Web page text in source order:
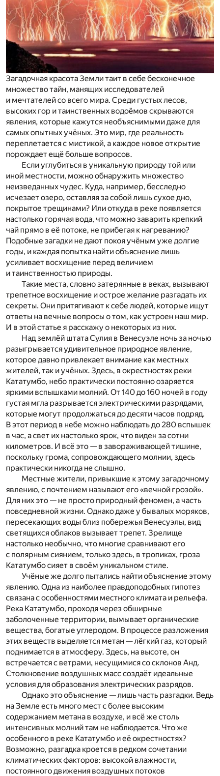
Загадочная красота Земли таит в себе бесконечное
множество тайн, манящих исследователей
и мечтателей со всего мира. Среди густых лесов,
высоких гор и таинственных водоёмов скрываются
явления, которые кажутся необъяснимыми даже для
самых опытных учёных. Это мир, где реальность
переплетается с мистикой, а каждое новое открытие
порождает ещё больше вопросов.
Если углубиться в уникальную природу той или
иной местности, можно обнаружить множество
неизведанных чудес. Куда, например, бесследно
исчезает озеро, оставляя за собой лишь сухое дно,
покрытое трещинами? Или откуда в реке появляется
настолько горячая вода, что можно заварить крепкий
чай прямо в её потоке, не прибегая к нагреванию?
Подобные загадки не дают покоя учёным уже долгие
годы, и каждая попытка найти объяснение лишь
усиливает восхищение перед величием
и таинственностью природы.
Такие места, словно затерянные в веках, вызывают
трепетное восхищение и острое желание разгадать их
секреты. Они притягивают к себе людей, которые ищут
ответы на вечные вопросы о том, как устроен наш мир.
И в этой статье я расскажу о некоторых из них.
Над землёй штата Сулия в Венесуэле ночь за ночью
разыгрывается удивительное природное явление,
которое давно привлекает внимание как местных
жителей, так и учёных. Здесь, в окрестностях реки
Кататумбо, небо практически постоянно озаряется
яркими вспышками молний. От 140 до 160 ночей в году
густая мгла разрывается электрическими разрядами,
которые могут продолжаться до десяти часов подряд.
В этот период в небе можно наблюдать до 280 вспышек
в час, а свет их настолько ярок, что виден за сотни
километров. И всё это — в завораживающей тишине,
поскольку грома, сопровождающего молнии, здесь
практически никогда не слышно.
Местные жители, привыкшие к этому загадочному
явлению, с почтением называют его «вечной грозой».
Для них это — не просто природный феномен, а часть
повседневной жизни. Однако даже у бывалых моряков,
пересекающих воды близ побережья Венесуэлы, вид
светящихся облаков вызывает трепет. Зрелище
настолько необычно, что многие сравнивают его
с полярным сиянием, только здесь, в тропиках, гроза
Кататумбо сияет в своём уникальном стиле.
Учёные же долго пытались найти объяснение этому
явлению. Одна из наиболее правдоподобных гипотез
связана с особенностями местного климата и рельефа.
Река Кататумбо, проходя через обширные
заболоченные территории, вымывает органические
вещества, богатые углеродом. В процессе разложения
этих веществ выделяется метан — лёгкий газ, который
поднимается в атмосферу. Здесь, на высоте, он
встречается с ветрами, несущимися со склонов Анд.
Столкновение воздушных масс создаёт идеальные
условия для образования электрических разрядов.
Однако это объяснение — лишь часть разгадки. Ведь
на Земле есть много мест с более высоким
содержанием метана в воздухе, и всё же столь
интенсивных молний там не наблюдается. Что же
особенного в реке Кататумбо и её окрестностях?
Возможно, разгадка кроется в редком сочетании
климатических факторов: высокой влажности,
постоянного движения воздушных потоков